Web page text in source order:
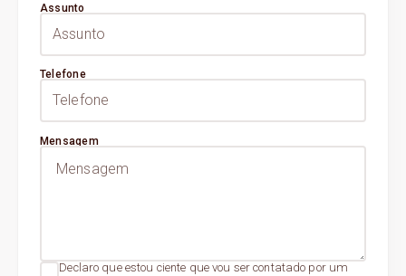
Assunto
Telefone
Mensagem
Declaro que estou ciente que vou ser contatado por um